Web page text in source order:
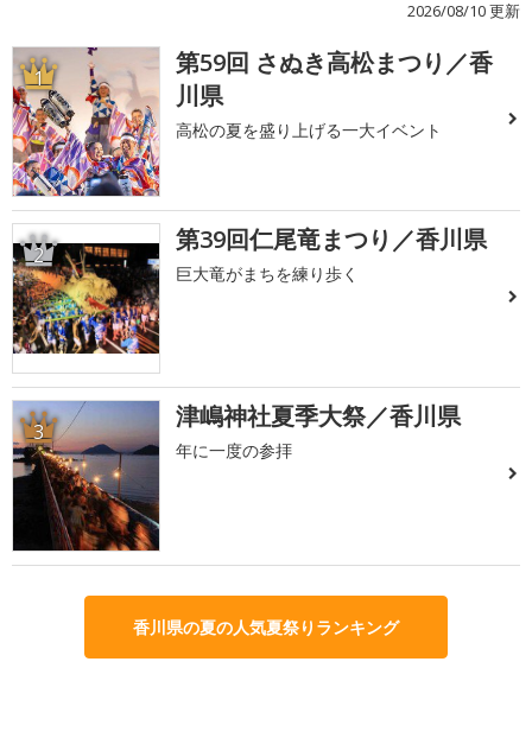
2026/08/10 更新
1
第59回 さぬき高松まつり／香
川県
高松の夏を盛り上げる一大イベント
2 第39回仁尾竜まつり／香川県
巨大竜がまちを練り歩く
3 津嶋神社夏季大祭／香川県
年に一度の参拝
香川県の夏の人気夏祭りランキング